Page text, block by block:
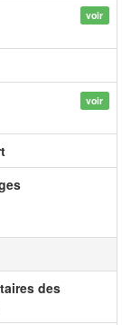
voir
voir
des